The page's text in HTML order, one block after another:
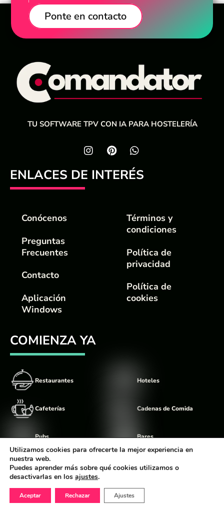
Ponte en contacto
TU SOFTWARE TPV CON IA PARA HOSTELERÍA
ENLACES DE INTERÉS
Conócenos
Preguntas
Frecuentes
Contacto
Aplicación
Windows
Términos y
condiciones
Política de
privacidad
Política de
cookies
COMIENZA YA
Restaurantes
Cafeterías
Pubs
Food Trucks
Hoteles
Cadenas de Comida
Bares
Discotecas
©Comandator2026 Diseño Realizado por The Digital Balloon
Utilizamos cookies para ofrecerte la mejor experiencia en
nuestra web.
Puedes aprender más sobre qué cookies utilizamos o
desactivarlas en los ajustes.
Aceptar Rechazar Ajustes